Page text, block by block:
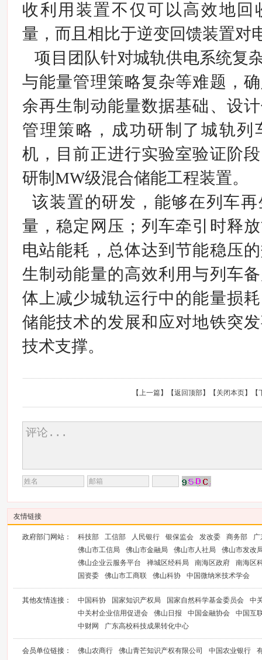
收利用装置不仅可以高效地回
量，而且相比于逆变回馈装置对
项目团队针对城轨供电系统复
与能量管理策略复杂等难题，
余再生制动能量数据基础、设
管理策略，成功研制了城轨列
机，目前正进行实验室验证阶
研制MW级混合储能工程装置。
该装置的研发，能够在列车
量，稳定网压；列车牵引时释
电站能耗，总体达到节能稳压
生制动能量的高效利用与列车
体上减少城轨运行中的能量损
储能技术的发展和应对地铁突
技术支撑。
【上一篇】【返回顶部】【 关闭本页】【
友情链接
政府部门网站： 科技部 工信部 人民银行 银保监会 发改委 商务部
广
佛山市工信局
佛山市金融局 佛山市人社局
佛山市发改
佛山企业云服务平台
禅城区经科局 南海区政府
南海区
国资委
佛山市工商联 佛山科协 中国微纳米技术学会
其他友情连接： 中国科协 国家知识产权局 国家自然科学基金委员会
中
中关村企业信用促进会
佛山日报 中国金融协会
中国互
中财网
广东高校科技成果转化中心
会员单位链接： 佛山农商行 佛山青芒知识产权有限公司 中国农业银行